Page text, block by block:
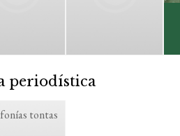
periodística
tontas